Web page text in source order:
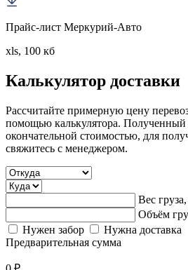
Прайс-лист Меркурий-Авто
xls, 100 кб
Калькулятор доставки
Рассчитайте примерную цену
помощью калькулятора. Полученный
окончательной стоимостью, для
свяжитесь с менеджером.
Вес
Объём
Нужен забор
Нужна доставка
Предварительная сумма